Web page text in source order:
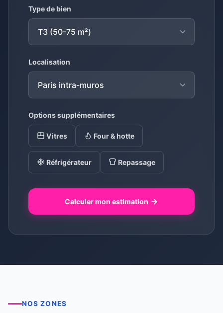
Type de bien
Localisation
Options supplémentaires
Vitres Four & hotte
Réfrigérateur Repassage
Calculer mon estimation
NOS ZONES